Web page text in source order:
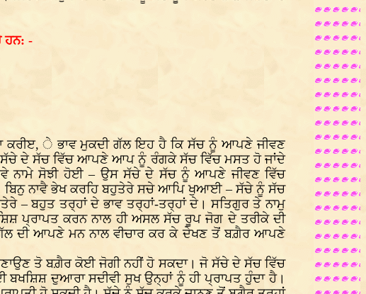
ਹਨ: -
ਕਰੀੲ, ੇ ਭਾਵ ਮੁਕਦੀ ਗੱਲ ਇਹ ਹੈ ਕਿ ਸੱਚ ਨੂੰ ਆਪਣੇ ਜੀਵਣ
ਸੱਚੇ ਦੇ ਸੱਚ ਵਿੱਚ ਆਪਣੇ ਆਪ ਨੂੰ ਰੰਗਕੇ ਸੱਚ ਵਿੱਚ ਮਸਤ ਹੋ ਜਾਂਦੇ
ਨਾਮੇ ਸੋਝੀ ਹੋਈ – ਉਸ ਸੱਚੇ ਦੇ ਸੱਚ ਨੂੰ ਆਪਣੇ ਜੀਵਣ ਵਿੱਚ
ਬਿਨੁ ਨਾਵੈ ਭੇਖ ਕਰਹਿ ਬਹੁਤੇਰੇ ਸਚੇ ਆਪਿ ਖੁਆਈ – ਸੱਚੇ ਨੂੰ ਸੱਚ
ਬਹੁਤ ਤਰ੍ਹਾਂ ਦੇ ਭਾਵ ਤਰ੍ਹਾਂ-ਤਰ੍ਹਾਂ ਦੇ। ਸਤਿਗੁਰ ਤੇ ਨਾਮੁ
ਪ੍ਰਾਪਤ ਕਰਨ ਨਾਲ ਹੀ ਅਸਲ ਸੱਚ ਰੂਪ ਜੋਗ ਦੇ ਤਰੀਕੇ ਦੀ
ਗੱਲ ਦੀ ਆਪਣੇ ਮਨ ਨਾਲ ਵੀਚਾਰ ਕਰ ਕੇ ਦੇਖਣ ਤੋਂ ਬਗ਼ੈਰ ਆਪਣੇ
ਤੋ ਬਗ਼ੈਰ ਕੋਈ ਜੋਗੀ ਨਹੀਂ ਹੋ ਸਕਦਾ। ਜੋ ਸੱਚੇ ਦੇ ਸੱਚ ਵਿੱਚ
ਦੁਆਰਾ ਸਦੀਵੀ ਸੁਖ ਉਨ੍ਹਾਂ ਨੂੰ ਹੀ ਪ੍ਰਾਪਤ ਹੁੰਦਾ ਹੈ।